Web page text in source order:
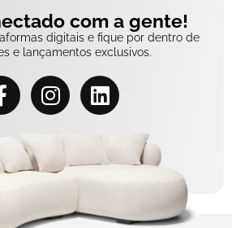
com a gente!
digitais e fique por dentro de
e lançamentos exclusivos.